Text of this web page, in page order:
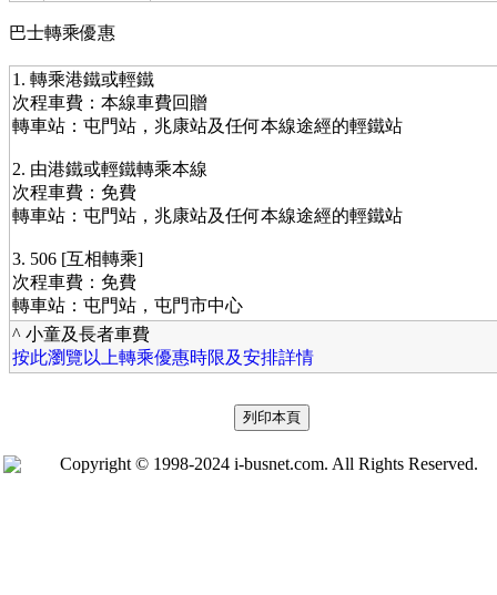
巴士轉乘優惠
1. 轉乘港鐵或輕鐵
次程車費：本線車費回贈
轉車站：屯門站，兆康站及任何本線途經的輕鐵站
2. 由港鐵或輕鐵轉乘本線
次程車費：免費
轉車站：屯門站，兆康站及任何本線途經的輕鐵站
3. 506 [互相轉乘]
次程車費：免費
轉車站：屯門站，屯門市中心
^ 小童及長者車費
按此瀏覽以上轉乘優惠時限及安排詳情
Copyright © 1998-2024 i-busnet.com. All Rights Reserved.